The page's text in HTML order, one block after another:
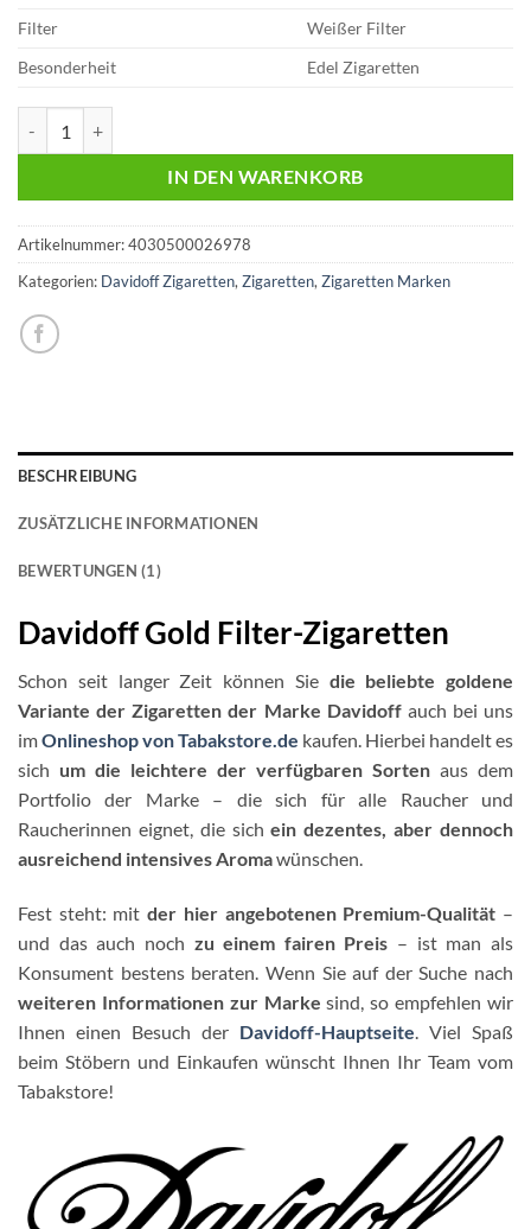
Filter
Weißer Filter
Besonderheit
Edel Zigaretten
IN DEN WARENKORB
Artikelnummer:4030500026978
Kategorien: Davidoff Zigaretten, Zigaretten, Zigaretten Marken
BESCHREIBUNG
ZUSÄTZLICHE INFORMATIONEN
BEWERTUNGEN (1)
Davidoff Gold Filter-Zigaretten
Schon seit langer Zeit können Siedie beliebte goldene
Variante der Zigaretten der Marke Davidoff auch bei uns
imOnlineshop von Tabakstore.de kaufen. Hierbei handelt es
sich um die leichtere der verfügbaren Sorten aus dem
Portfolio der Marke – die sich für alle Raucher und
Raucherinnen eignet, die sichein dezentes, aber dennoch
ausreichend intensives Aromawünschen.
Fest steht: mitder hier angebotenen Premium-Qualität –
und das auch noch zu einem fairen Preis – ist man als
Konsument bestens beraten. Wenn Sie auf der Suche nach
weiteren Informationen zur Marke sind, so empfehlen wir
Ihnen einen Besuch der Davidoff-Hauptseite. Viel Spaß
beim Stöbern und Einkaufen wünscht Ihnen Ihr Team vom
Tabakstore!